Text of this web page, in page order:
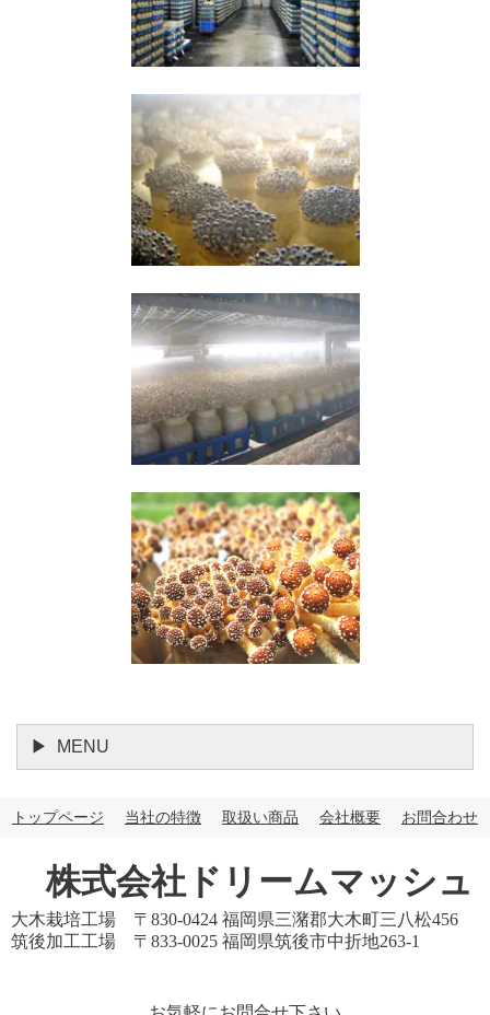
MENU
トップページ 当社の特徴 取扱い商品 会社概要 お問合わせ
株式会社ドリームマッシュ
大木栽培工場 〒830-0424 福岡県三潴郡大木町三八松456
筑後加工工場 〒833-0025 福岡県筑後市中折地263-1